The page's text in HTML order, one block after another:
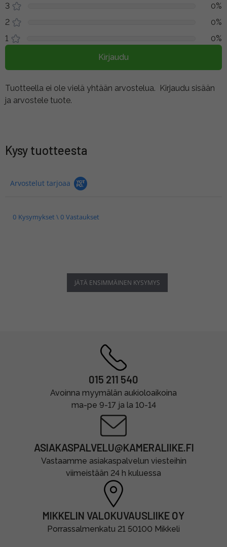
3
0%
2
0%
1
0%
Kirjaudu
Tuotteella ei ole vielä yhtään arvostelua. Kirjaudu sisään
ja arvostele tuote.
Kysy tuotteesta
Arvostelut tarjoaa
0 Kysymykset \ 0 Vastaukset
JÄTÄ ENSIMMÄINEN KYSYMYS
015 211 540
Avoinna myymälän aukioloaikoina
ma-pe 9-17 ja la 10-14
ASIAKASPALVELU@KAMERALIIKE.FI
Vastaamme asiakaspalvelun viesteihin
viimeistään 24 h kuluessa
MIKKELIN VALOKUVAUSLIIKE OY
Porrassalmenkatu 21 50100 Mikkeli